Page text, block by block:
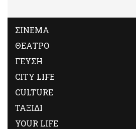
ΣΙΝΕΜΑ
ΘΕΑΤΡΟ
ΓΕΥΣΗ
CITY LIFE
CULTURE
ΤΑΞΙΔΙ
YOUR LIFE